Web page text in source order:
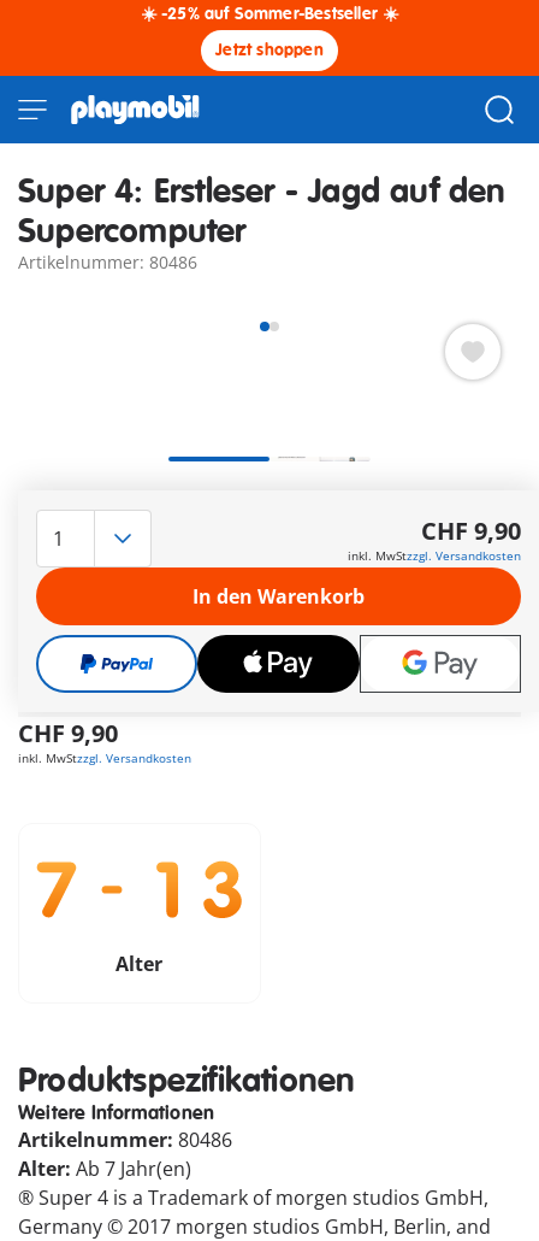
☀️ -25% auf Sommer-Bestseller ☀️
Jetzt shoppen
Super 4: Erstleser - Jagd auf den
Supercomputer
Artikelnummer: 80486
Supercomputer, der Technopolis regieren und alles besser
machen soll. Doch MindNet sieht in der Bevölkerung selbst
das größte Übel und wirft die Bewohner aus der Stadt.
Können die Super 4 ihn stoppen?
Weitere Informationen
Die Lieferzeit beträgt derzeit 3 bis 6 Werktage
Versandkostenfrei ab CHF 99
CHF 9,90
inkl. MwStzzgl. Versandkosten
CHF 9,90
inkl. MwStzzgl. Versandkosten
In den Warenkorb
Alter
Produktspezifikationen
Weitere Informationen
Artikelnummer: 80486
Alter: Ab 7 Jahr(en)
® Super 4 is a Trademark of morgen studios GmbH,
Germany © 2017 morgen studios GmbH, Berlin, and